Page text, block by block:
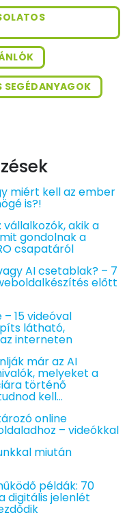
SEGÉDANYAGOK
miért kell az ember
is?!
akik a
gondolnak a
csapatáról
AI csetablak? – 7
előtt
15 videóval
látható,
interneten
már az AI
melyeket a
történő
kell…
online
– videókkal
miután
példák: 70
digitális jelenlét